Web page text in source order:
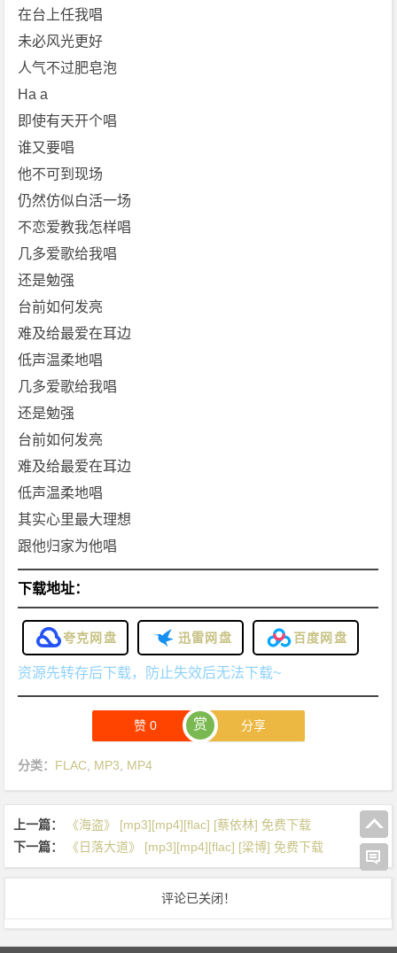
在台上任我唱
未必风光更好
人气不过肥皂泡
Ha a
即使有天开个唱
谁又要唱
他不可到现场
仍然仿似白活一场
不恋爱教我怎样唱
几多爱歌给我唱
还是勉强
台前如何发亮
难及给最爱在耳边
低声温柔地唱
几多爱歌给我唱
还是勉强
台前如何发亮
难及给最爱在耳边
低声温柔地唱
其实心里最大理想
跟他归家为他唱
下载地址：
夸克网盘 迅雷网盘 百度网盘
资源先转存后下载，防止失效后无法下载~
赞0 赏 分享
分类： FLAC MP3 MP4
上一篇：
《海盗》 [mp3][mp4][flac] [蔡依林] 免费下载
下一篇：
《日落大道》 [mp3][mp4][flac] [梁博] 免费下载
评论已关闭！